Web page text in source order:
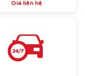
Giá liên hệ